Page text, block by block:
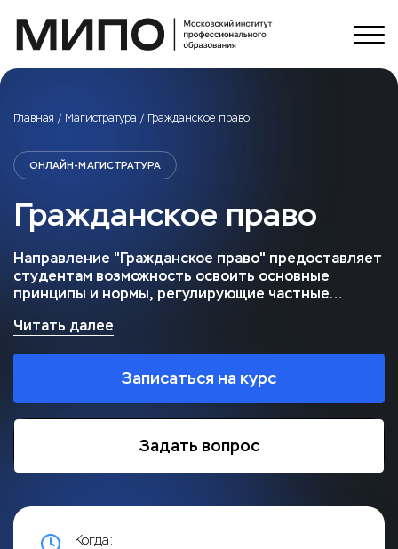
Главная / Магистратура / Гражданское право
ОНЛАЙН-МАГИСТРАТУРА
Гражданское право
Направление "Гражданское право" предоставляет
студентам возможность освоить основные
принципы и нормы, регулирующие частные
развивают навыки правового анализа, написания
на практике. Кроме того, программа гибкая и
позволяет совмещать онлайн-обучение с работой
и личными делами, что делает её удобной для
современных студентов
Читать далее
Записаться на курс
Задать вопрос
Когда: